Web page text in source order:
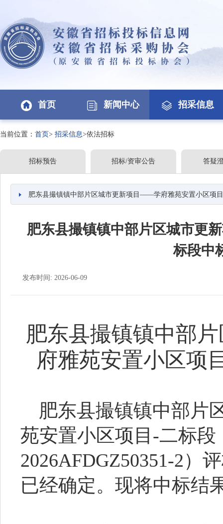
首页 新闻中心 招采信息
当前位置： 首页> 招采信息>依法招标
招标预告 招标/资审公告 答疑
肥东县撮镇镇中部片区城市更新项目——学府雅苑安置小区项
肥东县撮镇镇中部片区城市更
标段中
发布时间: 2026-06-09
肥东县撮镇镇中部
府雅苑安置小区项
肥东县撮镇镇中部片
苑安置小区项目-二标段
2026AFDGZ50351-2）
已经确定。现将中标结